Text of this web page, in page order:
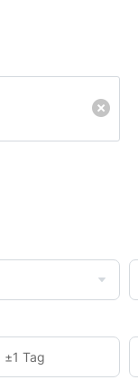
±1 Tag